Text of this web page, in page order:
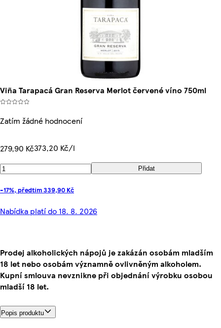
Viña Tarapacá Gran Reserva Merlot červené víno 750ml
Zatím žádné hodnocení
279,90 Kč373,20 Kč/l
Přidat
-17%, předtím 339,90 Kč
Nabídka platí do 18. 8. 2026
Prodej alkoholických nápojů je zakázán osobám mladším
18 let nebo osobám významně ovlivněným alkoholem.
Kupní smlouva nevznikne při objednání výrobku osobou
mladší 18 let.
Popis produktu